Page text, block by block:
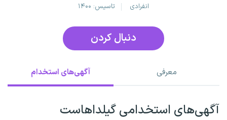
انفرادی تاسیس: ۱۴۰۰
دنبال کردن
معرفی آگهی‌های استخدام
آگهی‌های استخدامی گیلداهاست